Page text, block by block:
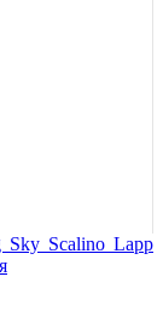
Sky Scalino Lapp